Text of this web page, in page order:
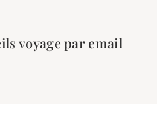
voyage par email